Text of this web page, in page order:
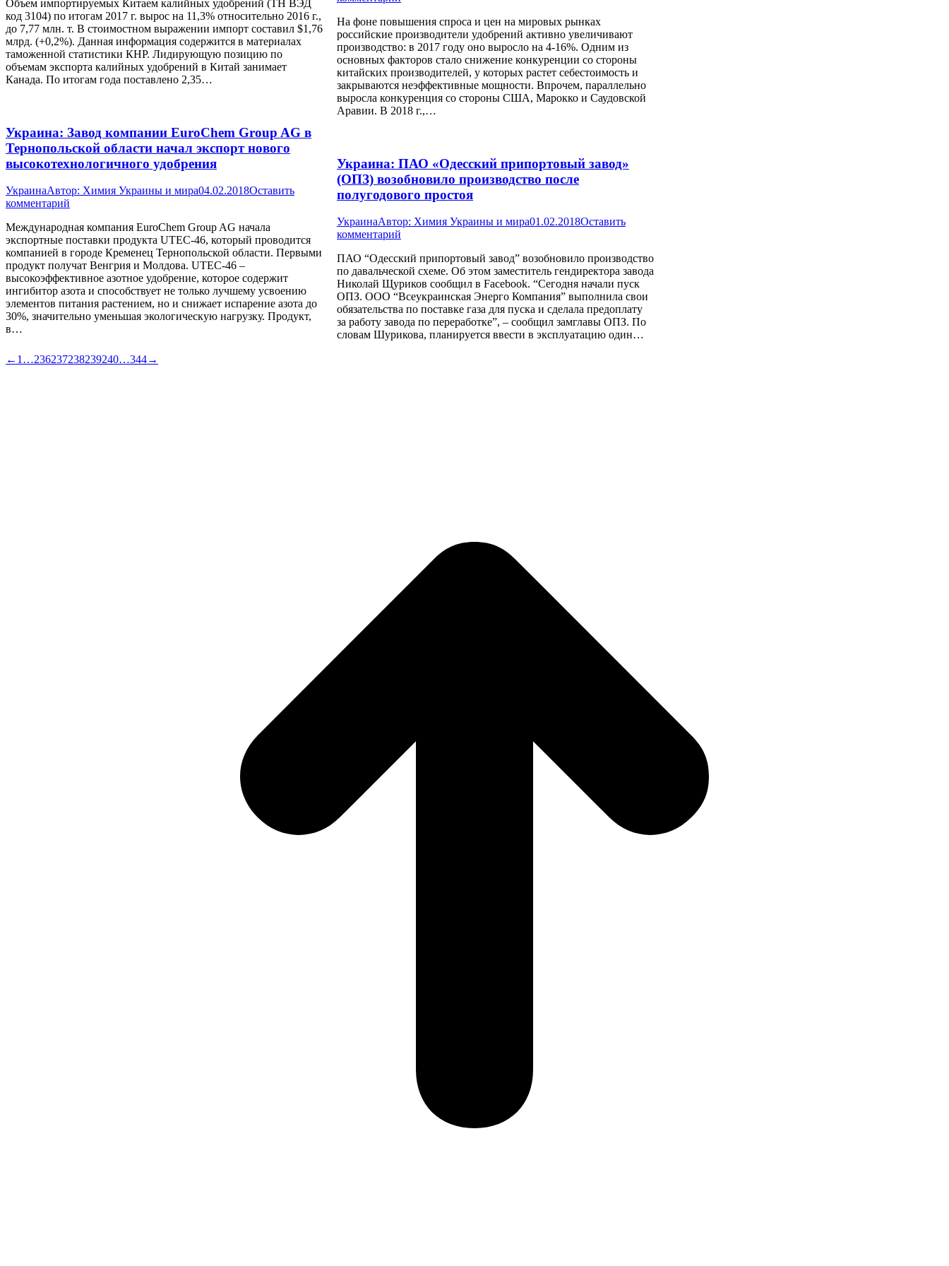
Объем импортируемых Китаем калийных удобрений (ТН ВЭД
код 3104) по итогам 2017 г. вырос на 11,3% относительно 2016 г.,
до 7,77 млн. т. В стоимостном выражении импорт составил $1,76
млрд. (+0,2%). Данная информация содержится в материалах
таможенной статистики КНР. Лидирующую позицию по
объемам экспорта калийных удобрений в Китай занимает
Канада. По итогам года поставлено 2,35…
На фоне повышения спроса и цен на мировых рынках
российские производители удобрений активно увеличивают
производство: в 2017 году оно выросло на 4-16%. Одним из
основных факторов стало снижение конкуренции со стороны
китайских производителей, у которых растет себестоимость и
закрываются неэффективные мощности. Впрочем, параллельно
выросла конкуренция со стороны США, Марокко и Саудовской
Аравии. В 2018 г.,…
Украина: Завод компании EuroChem Group AG в
Тернопольской области начал экспорт нового
высокотехнологичного удобрения
УкраинаАвтор: Химия Украины и мира04.02.2018Оставить
комментарий
Международная компания EuroChem Group AG начала
экспортные поставки продукта UTEC-46, который проводится
компанией в городе Кременец Тернопольской области. Первыми
продукт получат Венгрия и Молдова. UTEC-46 –
высокоэффективное азотное удобрение, которое содержит
ингибитор азота и способствует не только лучшему усвоению
элементов питания растением, но и снижает испарение азота до
30%, значительно уменьшая экологическую нагрузку. Продукт,
в…
Украина: ПАО «Одесский припортовый завод»
(ОПЗ) возобновило производство после
полугодового простоя
УкраинаАвтор: Химия Украины и мира01.02.2018Оставить
комментарий
ПАО “Одесский припортовый завод” возобновило производство
по давальческой схеме. Об этом заместитель гендиректора завода
Николай Щуриков сообщил в Facebook. “Сегодня начали пуск
ОПЗ. ООО “Всеукраинская Энерго Компания” выполнила свои
обязательства по поставке газа для пуска и сделала предоплату
за работу завода по переработке”, – сообщил замглавы ОПЗ. По
словам Шурикова, планируется ввести в эксплуатацию один…
← 1 …236237238239240…344→